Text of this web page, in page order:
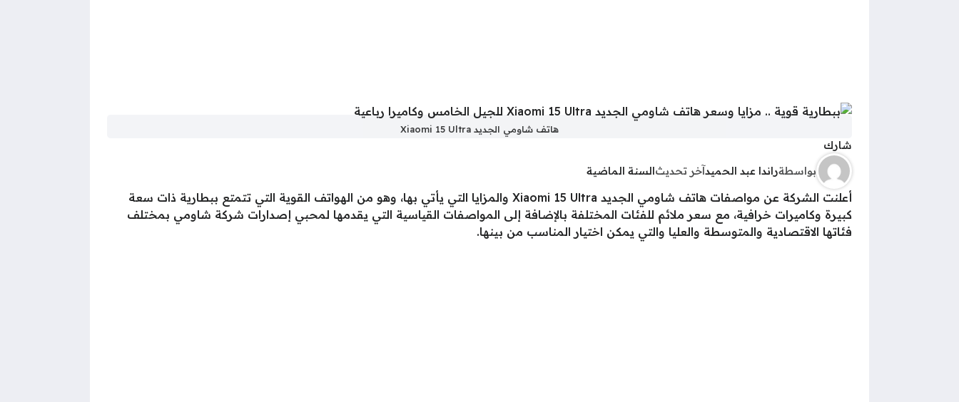
هاتف شاومي الجديد Xiaomi 15 Ultra
شارك
بواسطةراندا عبد الحميدآخر تحديثالسنة الماضية
أعلنت الشركة عن مواصفات هاتف شاومي الجديد Xiaomi 15 Ultra والمزايا التي يأتي بها، وهو من الهواتف القوية التي تتمتع ببطارية ذات سعة
كبيرة وكاميرات خرافية، مع سعر ملائم للفئات المختلفة بالإضافة إلى المواصفات القياسية التي يقدمها لمحبي إصدارات شركة شاومي بمختلف
فئاتها الاقتصادية والمتوسطة والعليا والتي يمكن اختيار المناسب من بينها.